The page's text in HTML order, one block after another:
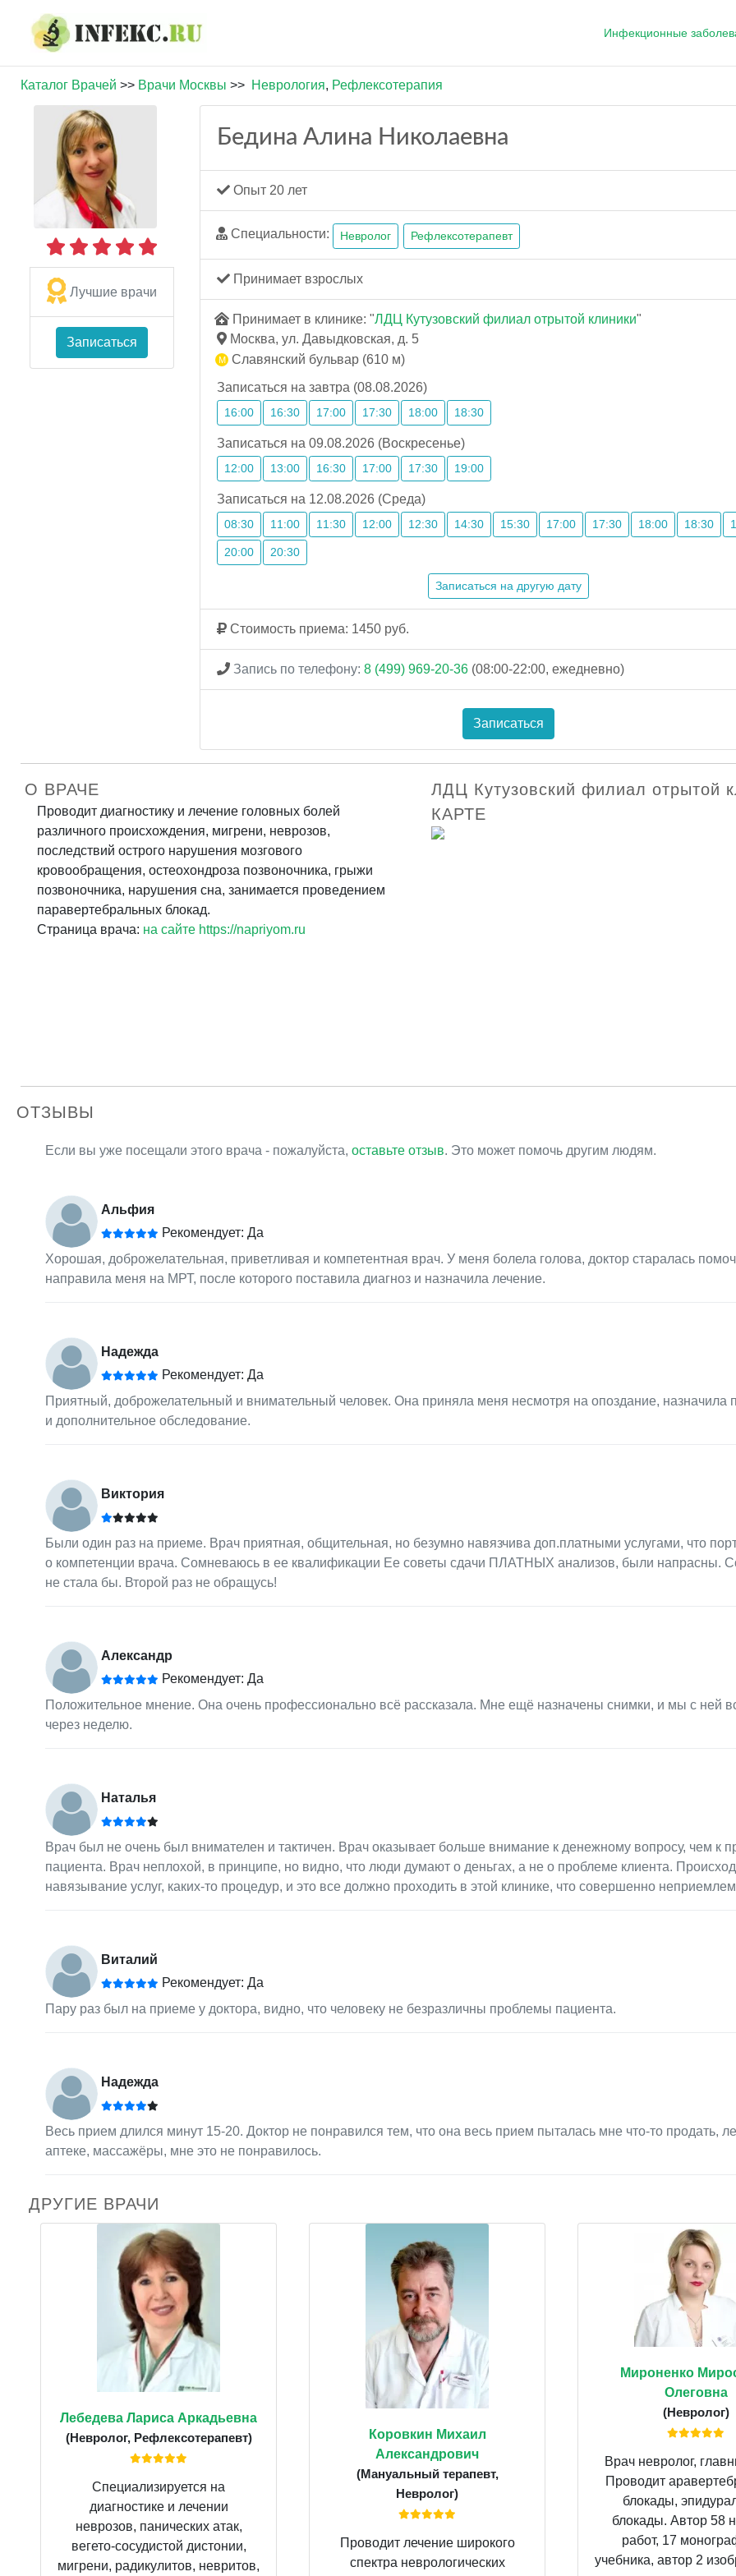
Инфекционные
Каталог Врачей >> Врачи Москвы >> Неврология, Рефлексотерапия
Лучшие врачи
Записаться
Бедина Алина Николаевна
Опыт 20 лет
Специальности: Невролог Рефлексотерапевт
Принимает взрослых
Принимает в клинике: "ЛДЦ Кутузовский филиал отрытой клиники"
Москва, ул. Давыдковская, д. 5
Славянский бульвар (610 м)
Записаться на завтра (08.08.2026)
16:00 16:30 17:00 17:30 18:00 18:30
Записаться на 09.08.2026 (Воскресенье)
12:00 13:00 16:30 17:00 17:30 19:00
Записаться на 12.08.2026 (Среда)
08:30 11:00 11:30 12:00 12:30 14:30 15:30 17:00 17:30 18:00 18:30
20:00 20:30
Записаться на другую дату
Стоимость приема: 1450 руб.
Запись по телефону: 8 (499) 969-20-36 (08:00-22:00, ежедневно)
Записаться
О ВРАЧЕ
Проводит диагностику и лечение головных болей
различного происхождения, мигрени, неврозов,
последствий острого нарушения мозгового
кровообращения, остеохондроза позвоночника, грыжи
позвоночника, нарушения сна, занимается проведением
паравертебральных блокад.
Страница врача: на сайте https://napriyom.ru
ЛДЦ Кутузовский филиал отрытой
КАРТЕ
ОТЗЫВЫ
Если вы уже посещали этого врача - пожалуйста, оставьте отзыв. Это может помочь другим людям.
Альфия
Рекомендует: Да
Хорошая, доброжелательная, приветливая и компетентная врач. У меня болела голова, доктор старалась
направила меня на МРТ, после которого поставила диагноз и назначила лечение.
Надежда
Рекомендует: Да
Приятный, доброжелательный и внимательный человек. Она приняла меня несмотря на опоздание, назначила
и дополнительное обследование.
Виктория
Были один раз на приеме. Врач приятная, общительная, но безумно навязчива доп.платными услугами, что
о компетенции врача. Сомневаюсь в ее квалификации Ее советы сдачи ПЛАТНЫХ анализов, были напрасны.
не стала бы. Второй раз не обращусь!
Александр
Рекомендует: Да
Положительное мнение. Она очень профессионально всё рассказала. Мне ещё назначены снимки, и мы с ней
через неделю.
Наталья
Врач был не очень был внимателен и тактичен. Врач оказывает больше внимание к денежному вопросу, чем к
пациента. Врач неплохой, в принципе, но видно, что люди думают о деньгах, а не о проблеме клиента.
навязывание услуг, каких-то процедур, и это все должно проходить в этой клинике, что совершенно
Виталий
Рекомендует: Да
Пару раз был на приеме у доктора, видно, что человеку не безразличны проблемы пациента.
Надежда
Весь прием длился минут 15-20. Доктор не понравился тем, что она весь прием пыталась мне что-то продать,
аптеке, массажёры, мне это не понравилось.
ДРУГИЕ ВРАЧИ
Лебедева Лариса Аркадьевна
(Невролог, Рефлексотерапевт)
Специализируется на
диагностике и лечении
неврозов, панических атак,
вегето-сосудистой дистонии,
мигрени, радикулитов, невритов,
Коровкин Михаил
Александрович
(Мануальный терапевт,
Невролог)
Проводит лечение широкого
спектра неврологических
Мироненко
Олеговна
(Невролог)
Врач невролог,
Проводит
блокады,
блокады. Автор 58
работ, 17
учебника, автор 2